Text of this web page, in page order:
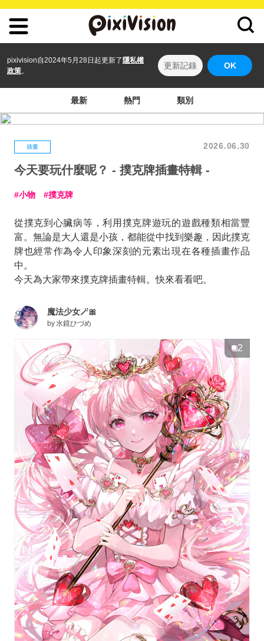
pixivision自2024年5月28日起更新了 隱私權
政策。
更新記錄 OK
最新 熱門 類別
插畫 2026.06.30
今天要玩什麼呢？ - 撲克牌插畫特輯 -
小物 撲克牌
從撲克到心臟病等，利用撲克牌遊玩的遊戲種類相當豐
富。無論是大人還是小孩，都能從中找到樂趣，因此撲克
牌也經常作為令人印象深刻的元素出現在各種插畫作品
中。
今天為大家帶來撲克牌插畫特輯。快來看看吧。
魔法少女🪄🎀
by水鏡ひづめ
2